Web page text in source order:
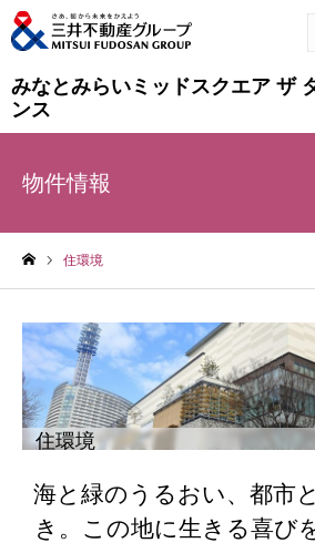
みなとみらいミッドスクエア ザ
ンス
物件情報
住環境
住環境
海と緑のうるおい、都市
き。この地に生きる喜び